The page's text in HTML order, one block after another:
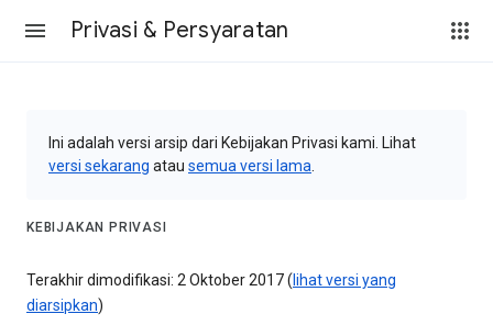
Privasi & Persyaratan
Ini adalah versi arsip dari Kebijakan Privasi kami. Lihat
versi sekarang atau semua versi lama
KEBIJAKAN PRIVASI
Terakhir dimodifikasi: 2 Oktober 2017 ( lihat versi yang
diarsipkan)